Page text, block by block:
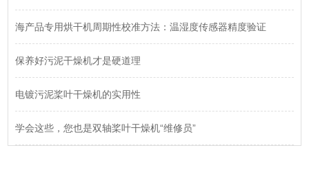
海产品专用烘干机周期性校准方法：温湿度传感器精度验证
保养好污泥干燥机才是硬道理
电镀污泥桨叶干燥机的实用性
学会这些，您也是双轴桨叶干燥机“维修员”